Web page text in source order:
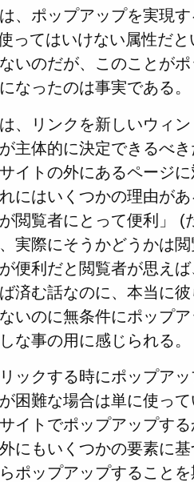
、ポップアップを実現
ってはいけない属性だ
いのだが、このことが
なったのは事実である。
、リンクを新しいウィ
主体的に決定できるべ
イトの外にあるページ
にはいくつかの理由が
閲覧者にとって便利」
実際にそうかどうかは
便利だと閲覧者が思え
済む話なのに、本当に
いのに無条件にポップ
な事の用に感じられる。
ックする時にポップア
困難な場合は単に使っ
イトでポップアップす
にもいくつかの要素に
ポップアップすること